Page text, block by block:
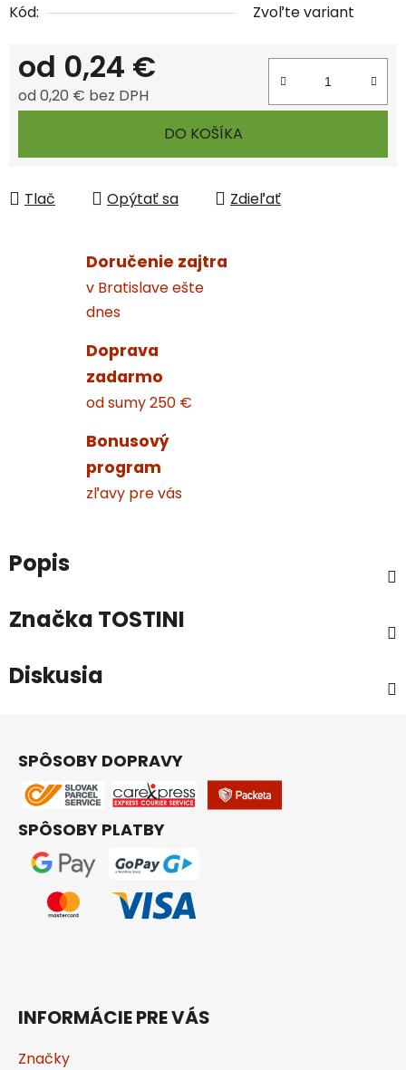
Kód:
Zvoľte variant
od 0,24 €
od0,20 € bez DPH
DO KOŠÍKA
Tlač Opýtať sa Zdieľať
Doručenie zajtra
v Bratislave ešte
dnes
Doprava
zadarmo
od sumy 250 €
Bonusový
program
zľavy pre vás
Popis
Značka TOSTINI
Diskusia
SPÔSOBY DOPRAVY
SPÔSOBY PLATBY
INFORMÁCIE PRE VÁS
Značky